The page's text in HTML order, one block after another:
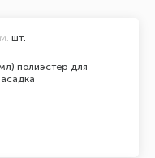
полиэстер для
шт.